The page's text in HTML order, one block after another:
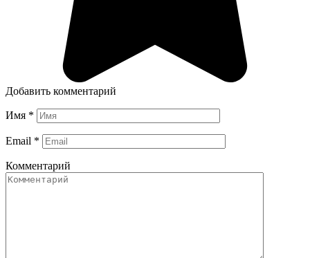
Добавить комментарий
Имя *
Email *
Комментарий